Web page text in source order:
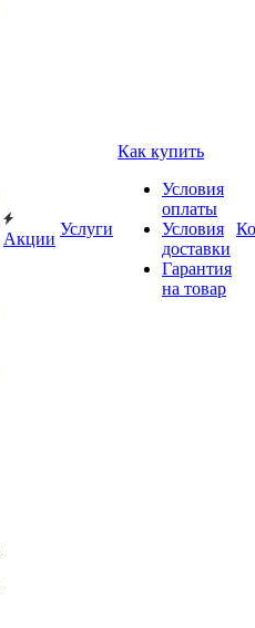
Акции
Услуги
Как купить
Условия
оплаты
Условия
доставки
Гарантия
на товар